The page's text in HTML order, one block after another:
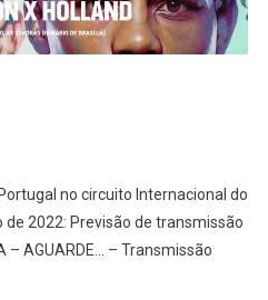
no circuito Internacional do
2022: Previsão de transmissão
– AGUARDE… – Transmissão